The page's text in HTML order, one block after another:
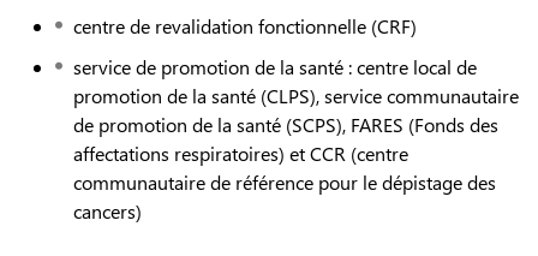
centre de revalidation fonctionnelle (CRF)
service de promotion de la santé : centre local de
promotion de la santé (CLPS), service communautaire
de promotion de la santé (SCPS), FARES (Fonds des
affectations respiratoires) et CCR (centre
communautaire de référence pour le dépistage des
cancers)